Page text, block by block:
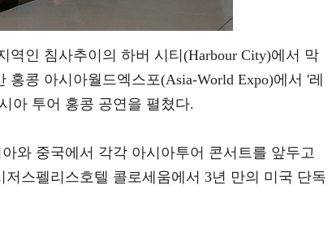
역인 침사추이의 하버 시티(Harbour City)에서 막
콩 아시아월드엑스포(Asia-World Expo)에서 '레
아 투어 홍콩 공연을 펼쳤다.
와 중국에서 각각 아시아투어 콘서트를 앞두고
스펠리스호텔 콜로세움에서 3년 만의 미국 단독